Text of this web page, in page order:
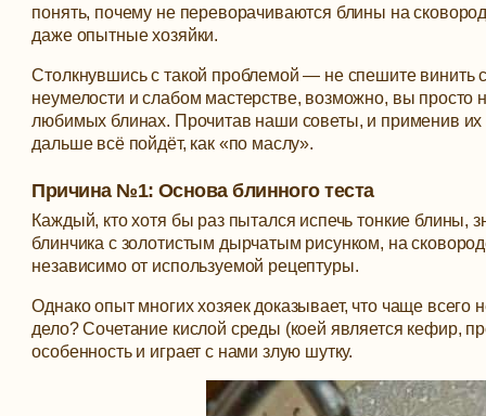
понять, почему не переворачиваются блины на
даже опытные хозяйки.
Столкнувшись с такой проблемой — не спешите винить
неумелости и слабом мастерстве, возможно, вы просто
любимых блинах. Прочитав наши советы, и применив их
дальше всё пойдёт, как «по маслу».
Причина №1: Основа блинного теста
Каждый, кто хотя бы раз пытался испечь тонкие блины,
блинчика с золотистым дырчатым рисунком, на
независимо от используемой рецептуры.
Однако опыт многих хозяек доказывает, что чаще
дело? Сочетание кислой среды (коей является кефир,
особенность и играет с нами злую шутку.